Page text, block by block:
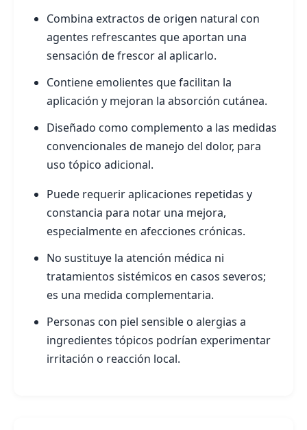
Combina extractos de origen natural con
agentes refrescantes que aportan una
sensación de frescor al aplicarlo.
Contiene emolientes que facilitan la
aplicación y mejoran la absorción cutánea.
Diseñado como complemento a las medidas
convencionales de manejo del dolor, para
uso tópico adicional.
Puede requerir aplicaciones repetidas y
constancia para notar una mejora,
especialmente en afecciones crónicas.
No sustituye la atención médica ni
tratamientos sistémicos en casos severos;
es una medida complementaria.
Personas con piel sensible o alergias a
ingredientes tópicos podrían experimentar
irritación o reacción local.